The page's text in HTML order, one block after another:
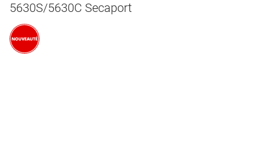
5630S/5630C Secaport